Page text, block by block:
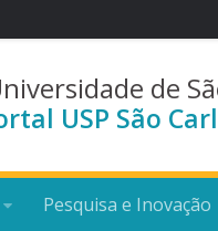
de
USP São
Pesquisa e Inovação